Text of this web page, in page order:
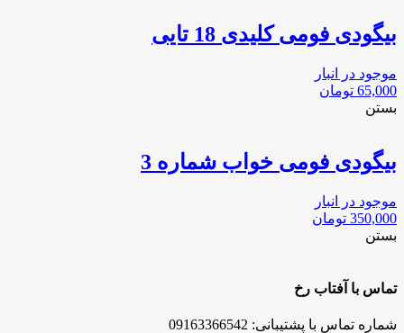
بیگودی فومی کلیدی 18 تایی
موجود در انبار
65,000 تومان
بستن
بیگودی فومی خواب شماره 3
موجود در انبار
350,000 تومان
بستن
تماس با آفتاب رخ
شماره تماس با پشتیبانی: 09163366542